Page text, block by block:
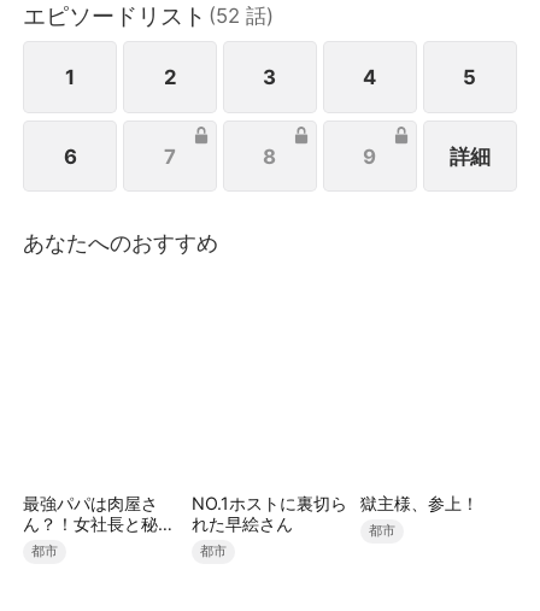
ネルギーX」の正体を探っていく。……ところが、お
かしい。完璧なスペックを備えた女性たちとのキスや
スキンシップよりも、自由奔放に振り回してくるハン
エピソードリスト (52 話)
1 2 3 4 5
6 7 8 9 詳細
あなたへのおすすめ
最強パパは肉屋さ
ん？！女社長と秘密
の娘を溺愛中（吹き
替え）
都市
NO.1ホストに裏切ら
れた早絵さん
都市
獄主様、参上！
都市